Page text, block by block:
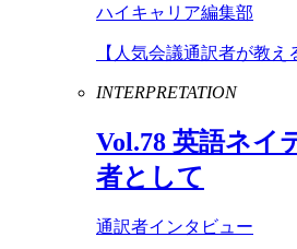
ハイキャリア編集部
【人気会議通訳者が教え
INTERPRETATION
Vol.78 英語ネイ
者として
通訳者インタビュー